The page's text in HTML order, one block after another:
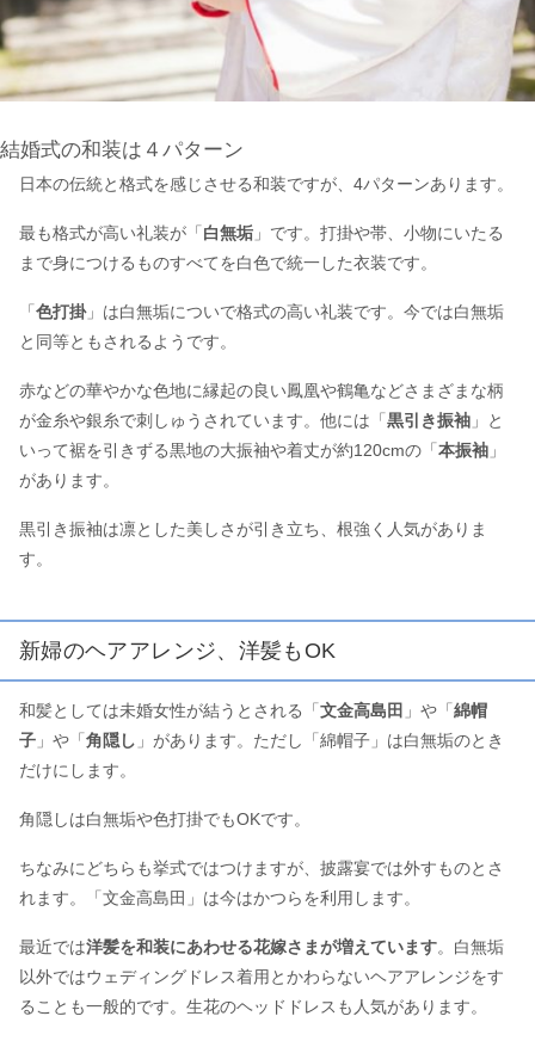
結婚式の和装は４パターン
日本の伝統と格式を感じさせる和装ですが、4パターンあります。
最も格式が高い礼装が「白無垢 」です。打掛や帯、小物にいたる
まで身につけるものすべてを白色で統一した衣装です。
「色打掛」は白無垢についで格式の高い礼装です。今では白無垢
と同等ともされるようです。
赤などの華やかな色地に縁起の良い鳳凰や鶴亀などさまざまな柄
が金糸や銀糸で刺しゅうされています。他には「黒引き振袖 」と
いって裾を引きずる黒地の大振袖や着丈が約120cmの「本振袖 」
があります。
黒引き振袖は凛とした美しさが引き立ち、根強く人気がありま
す。
新婦のヘアアレンジ、洋髪もOK
和髪としては未婚女性が結うとされる「文金高島田 」や「綿帽
子 」や「角隠し 」があります。ただし「綿帽子」は白無垢のとき
だけにします。
角隠しは白無垢や色打掛でもOKです。
ちなみにどちらも挙式ではつけますが、披露宴では外すものとさ
れます。「文金高島田」は今はかつらを利用します。
最近では洋髪を和装にあわせる花嫁さまが増えています。白無垢
以外ではウェディングドレス着用とかわらないヘアアレンジをす
ることも一般的です。生花のヘッドドレスも人気があります。